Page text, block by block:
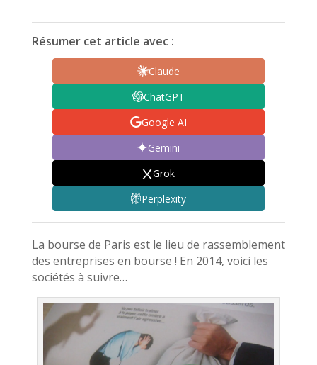
Résumer cet article avec :
Claude
ChatGPT
Google AI
Gemini
Grok
Perplexity
La bourse de Paris est le lieu de rassemblement
des entreprises en bourse ! En 2014, voici les
sociétés à suivre…